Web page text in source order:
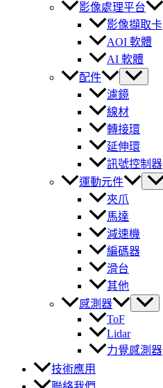
影像處理平台
影像擷取卡
AOI 軟體
AI 軟體
配件
濾鏡
線材
轉接環
延伸環
訊號控制器
運動元件
夾爪
馬達
減速機
編碼器
滑台
其他
感測器
ToF
Lidar
力覺感測器
技術應用